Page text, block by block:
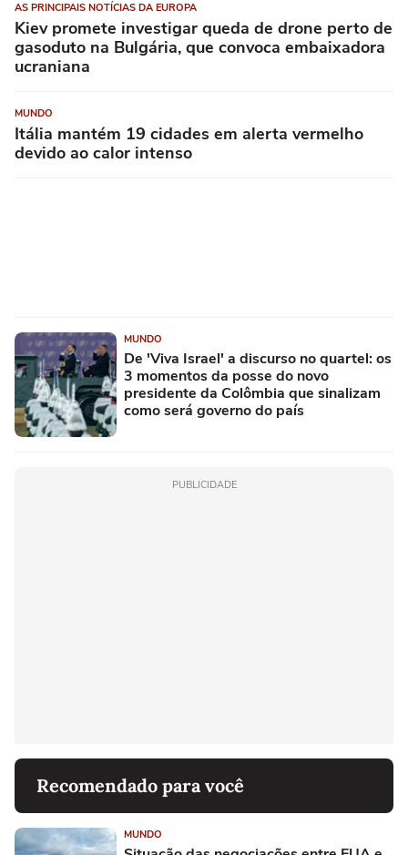
AS PRINCIPAIS NOTÍCIAS DA EUROPA
Kiev promete investigar queda de drone perto de
gasoduto na Bulgária, que convoca embaixadora
ucraniana
MUNDO
Itália mantém 19 cidades em alerta vermelho
devido ao calor intenso
MUNDO
De 'Viva Israel' a discurso no quartel: os
3 momentos da posse do novo
presidente da Colômbia que sinalizam
como será governo do país
PUBLICIDADE
Recomendado para você
MUNDO